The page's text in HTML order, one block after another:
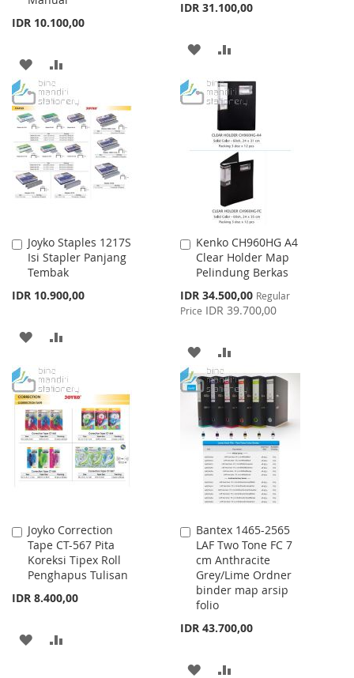
IDR 10.100,00
ADD
TO
WISH
LIST
TO
COMPARE
IDR 31.100,00
ADD
WISH
LIST
COMPARE
Joyko Staples 1217S
Isi Stapler Panjang
Tembak
IDR 10.900,00
Add
to
Cart
ADD
WISH
LIST
COMPARE
Kenko CH960HG A4
Clear Holder Map
Pelindung Berkas
Special
Price
IDR 34.500,00 Regular
Price IDR 39.700,00
Add
to
Cart
ADD
TO
WISH
LIST
TO
COMPARE
Joyko Correction
Tape CT-567 Pita
Koreksi Tipex Roll
Penghapus Tulisan
IDR 8.400,00
Add
to
Cart
ADD
Bantex 1465-2565
LAF Two Tone FC 7
cm Anthracite
Grey/Lime Ordner
binder map arsip
folio
IDR 43.700,00
Add
to
Cart
ADD